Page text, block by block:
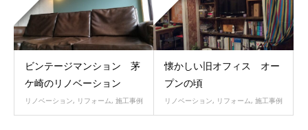
ビンテージマンション 茅
ケ崎のリノベーション
リノベーション, リフォーム, 施工事例
懐かしい旧オフィス オー
プンの頃
リノベーション, リフォーム, 施工事例